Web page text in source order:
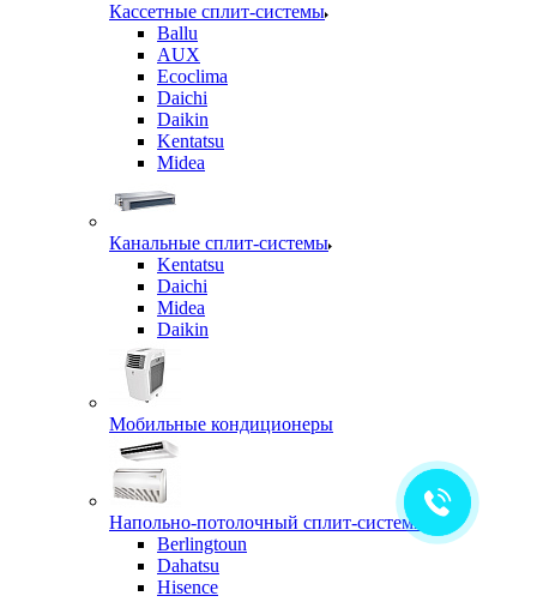
Кассетные сплит-системы
Ballu
AUX
Ecoclima
Daichi
Daikin
Kentatsu
Midea
Канальные сплит-системы
Kentatsu
Daichi
Midea
Daikin
Мобильные кондиционеры
Напольно-потолочный сплит-системы
Berlingtoun
Dahatsu
Hisence